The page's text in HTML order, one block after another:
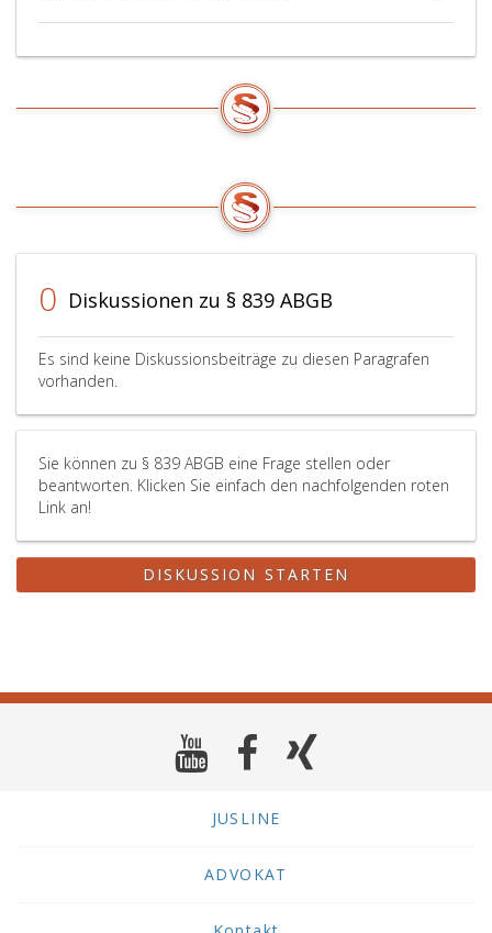
0 Diskussionen zu § 839 ABGB
Es sind keine Diskussionsbeiträge zu diesen Paragrafen
vorhanden.
Sie können zu § 839 ABGB eine Frage stellen oder
beantworten. Klicken Sie einfach den nachfolgenden roten
Link an!
DISKUSSION STARTEN
JUSLINE
ADVOKAT